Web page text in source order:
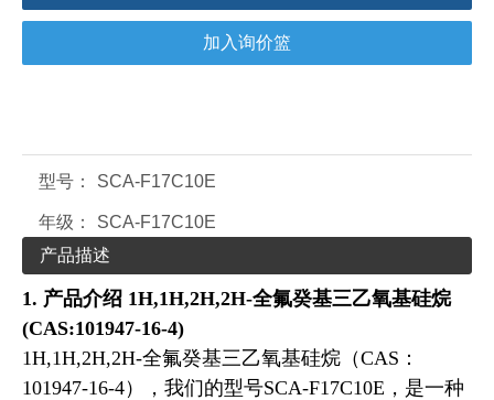
加入询价篮
型号： SCA-F17C10E
年级：
SCA-F17C10E
产品描述
1. 产品介绍 1H,1H,2H,2H-全氟癸基三乙氧基硅烷
(CAS:101947-16-4)
1H,1H,2H,2H-全氟癸基三乙氧基硅烷（CAS：
101947-16-4），我们的型号SCA-F17C10E，是一种